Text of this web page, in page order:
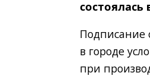
Подписание
в городе
при